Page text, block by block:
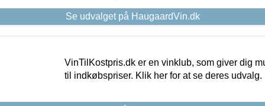
Se udvalget på HaugaardVin.dk
VinTilKostpris.dk er en vinklub, som giver dig
til indkøbspriser. Klik her for at se deres udvalg.